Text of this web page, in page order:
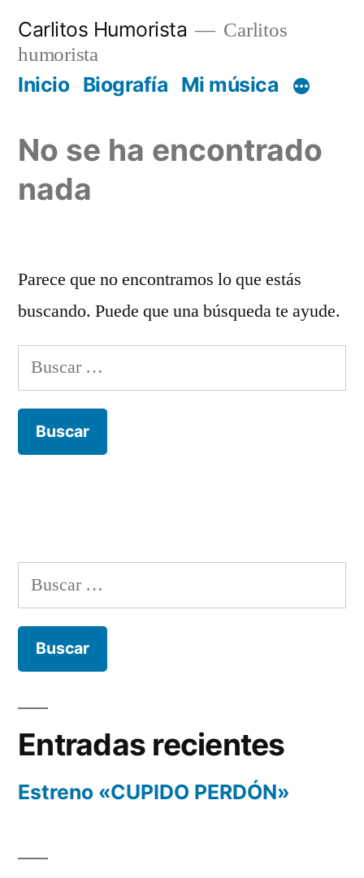
contenido
Carlitos Humorista
Carlitos
humorista
Inicio Biografía Mi música
No se ha encontrado
nada
Parece que no encontramos lo que estás
buscando. Puede que una búsqueda te ayude.
Buscar:
Buscar:
Entradas recientes
Estreno «CUPIDO PERDÓN»